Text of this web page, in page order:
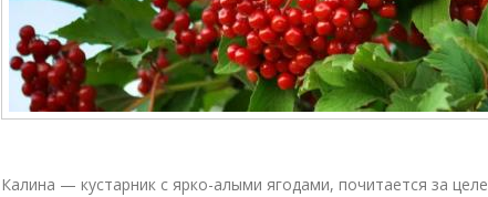
Калина — кустарник с ярко-алыми ягодами, почитается за